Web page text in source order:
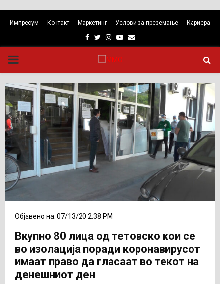
Импресум Контакт Маркетинг Услови за преземање Кариера
Facebook
TwitterInstagram
Youtube
Email
PRIMARY
MENU
Објавено на: 07/13/20 2:38 PM
Вкупно 80 лица од тетовско кои се
во изолација поради коронавирусот
имаат право да гласаат во текот на
денешниот ден